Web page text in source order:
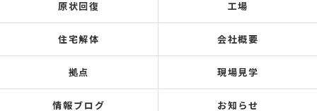
原状回復 工場
住宅解体 会社概要
拠点 現場見学
情報ブログ お知らせ